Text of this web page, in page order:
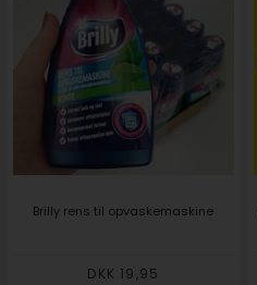
Brilly rens til opvaskemaskine
DKK 19,95